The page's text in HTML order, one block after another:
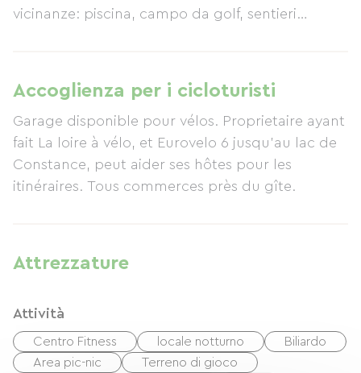
vicinanze: piscina, campo da golf, sentieri
Accoglienza per i cicloturisti
Garage disponible pour vélos. Proprietaire ayant
fait La loire à vélo, et Eurovelo 6 jusqu'au lac de
Constance, peut aider ses hôtes pour les
itinéraires. Tous commerces près du gîte.
Attrezzature
Attività
Centro Fitness locale notturno
Biliardo
Area pic-nic
Terreno di gioco